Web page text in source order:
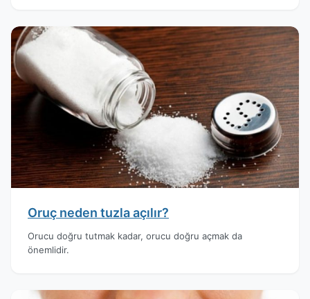
Oruç neden tuzla açılır?
Orucu doğru tutmak kadar, orucu doğru açmak da
önemlidir.